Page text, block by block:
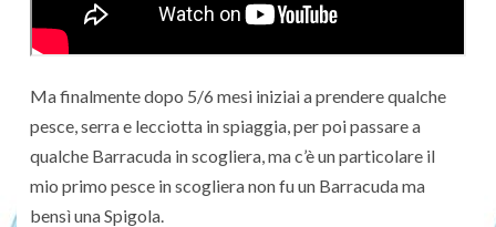
Ma finalmente dopo 5/6 mesi iniziai a prendere qualche
pesce, serra e lecciotta in spiaggia, per poi passare a
qualche Barracuda in scogliera, ma c’è un particolare il
mio primo pesce in scogliera non fu un Barracuda ma
bensì una Spigola.